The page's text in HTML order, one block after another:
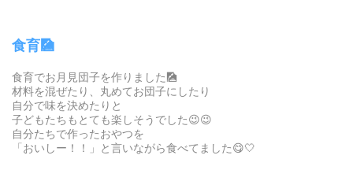
食育🎑
食育でお月見団子を作りました🎑
材料を混ぜたり、丸めてお団子にしたり
自分で味を決めたりと
子どもたちもとても楽しそうでした😉😉
自分たちで作ったおやつを
「おいしー！！」と言いながら食べてました😋🤍